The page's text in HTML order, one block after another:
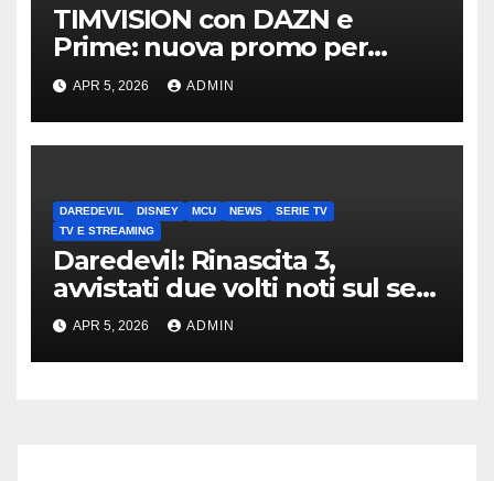
TIMVISION con DAZN e
Prime: nuova promo per
clienti TIM
APR 5, 2026 ADMIN
DAREDEVIL DISNEY MCU NEWS
SERIE TV
TV E STREAMING
Daredevil: Rinascita 3,
avvistati due volti noti sul set
di New York
APR 5, 2026 ADMIN